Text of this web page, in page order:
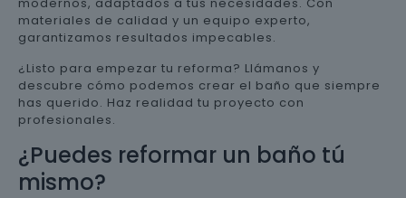
materiales de calidad y un equipo experto,
garantizamos resultados impecables.
¿Listo para empezar tu reforma? Llámanos y
descubre cómo podemos crear el baño que siempre
has querido. Haz realidad tu proyecto con
profesionales.
¿Puedes reformar un baño tú
mismo?